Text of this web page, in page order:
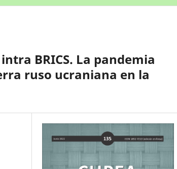
BRICS. La pandemia
ruso ucraniana en la